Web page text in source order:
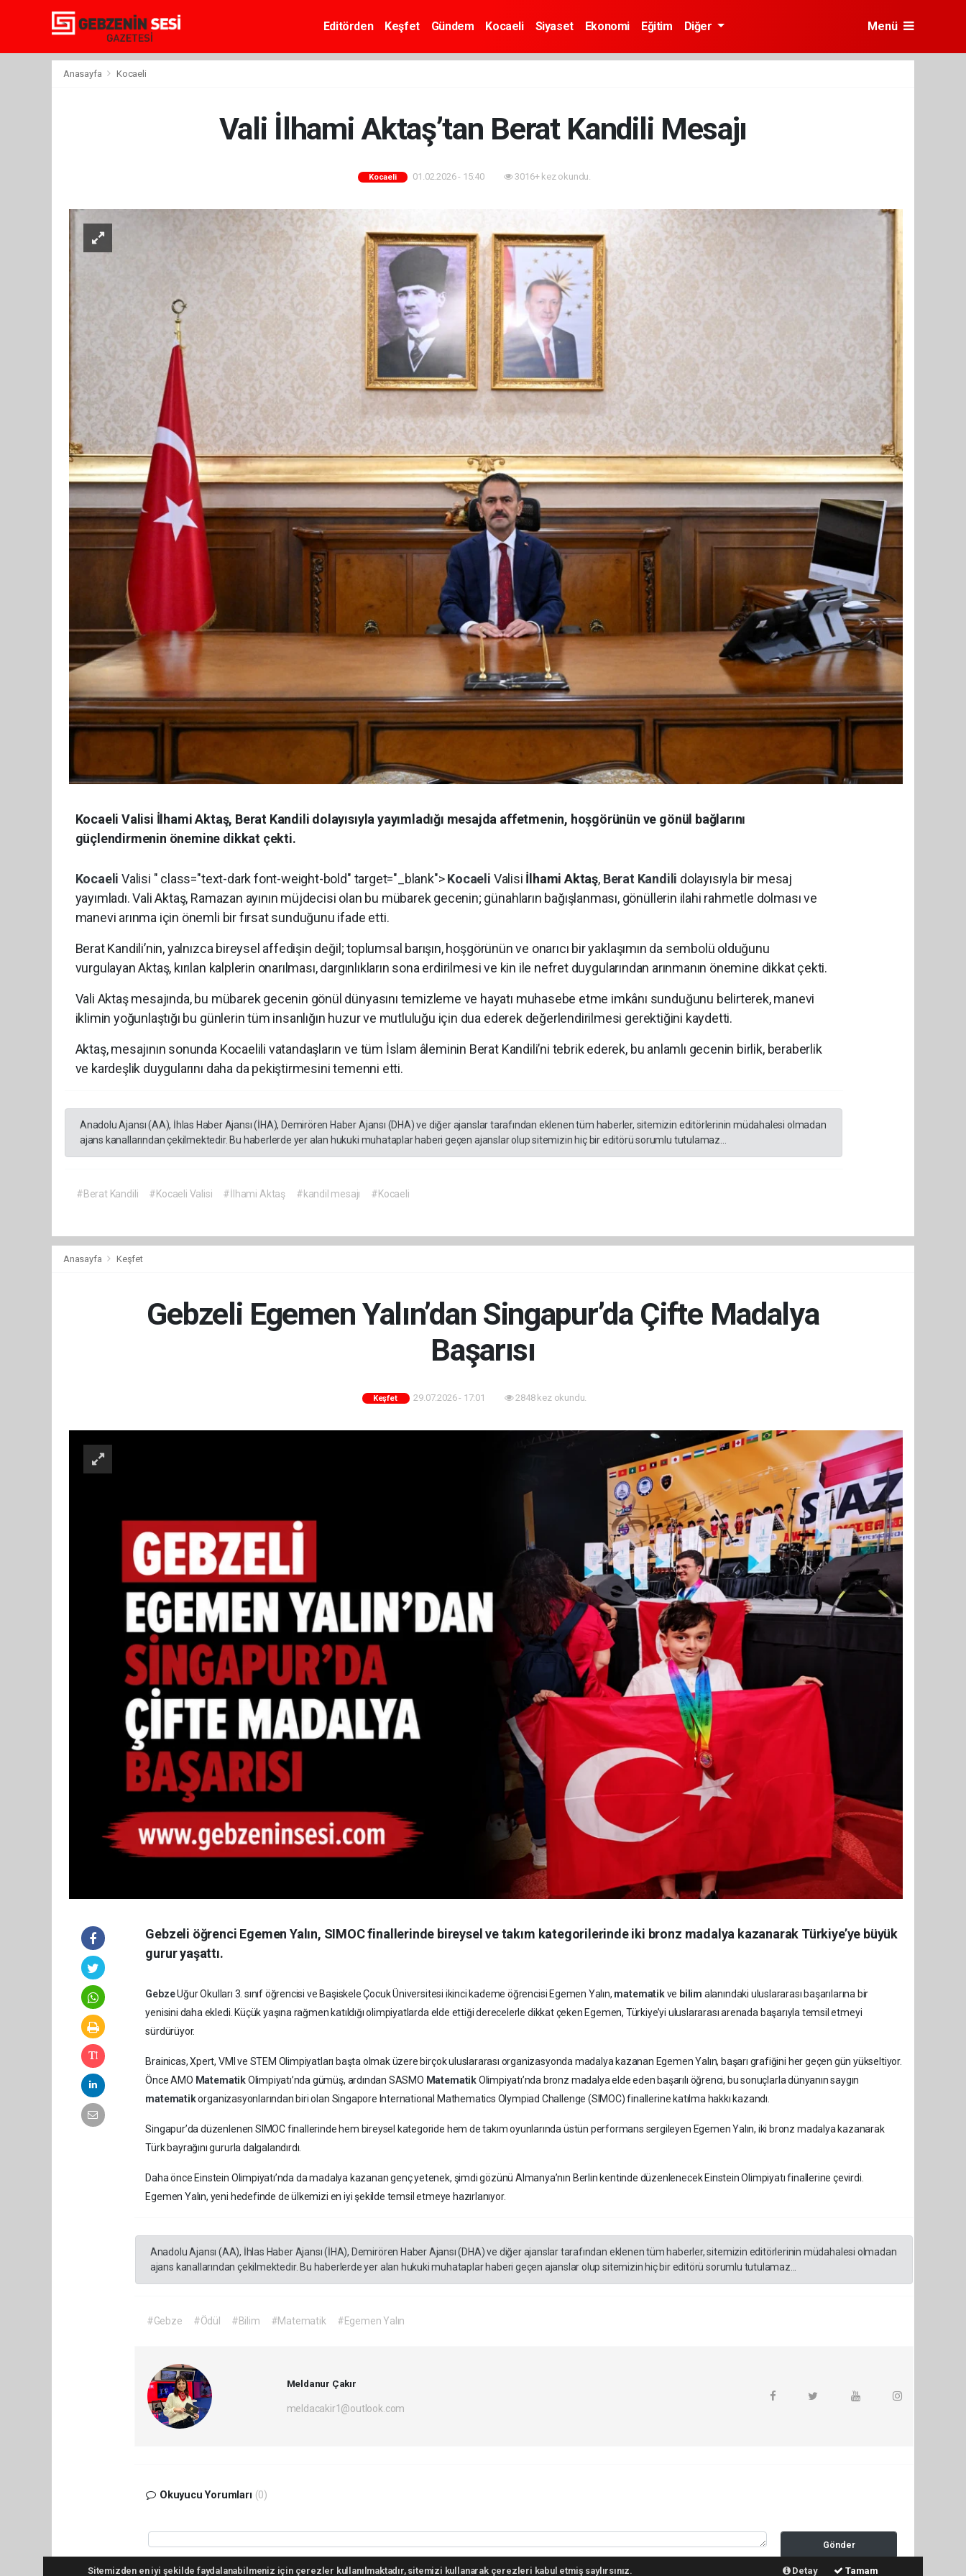
Editörden Keşfet Gündem Kocaeli Siyaset Ekonomi Eğitim Diğer Menü
Anasayfa Kocaeli
Vali İlhami Aktaş’tan Berat Kandili Mesajı
Kocaeli 01.02.2026 - 15:40 3016+ kez okundu.
Kocaeli Valisi İlhami Aktaş, Berat Kandili dolayısıyla yayımladığı mesajda affetmenin, hoşgörünün ve gönül bağlarını
güçlendirmenin önemine dikkat çekti.
Kocaeli Valisi " class="text-dark font-weight-bold" target="_blank">Kocaeli Valisi İlhami Aktaş, Berat Kandili dolayısıyla bir mesaj
yayımladı. Vali Aktaş, Ramazan ayının müjdecisi olan bu mübarek gecenin; günahların bağışlanması, gönüllerin ilahi rahmetle dolması ve
manevi arınma için önemli bir fırsat sunduğunu ifade etti.
Berat Kandili’nin, yalnızca bireysel affedişin değil; toplumsal barışın, hoşgörünün ve onarıcı bir yaklaşımın da sembolü olduğunu
vurgulayan Aktaş, kırılan kalplerin onarılması, dargınlıkların sona erdirilmesi ve kin ile nefret duygularından arınmanın önemine dikkat çekti.
Vali Aktaş mesajında, bu mübarek gecenin gönül dünyasını temizleme ve hayatı muhasebe etme imkânı sunduğunu belirterek, manevi
iklimin yoğunlaştığı bu günlerin tüm insanlığın huzur ve mutluluğu için dua ederek değerlendirilmesi gerektiğini kaydetti.
Aktaş, mesajının sonunda Kocaelili vatandaşların ve tüm İslam âleminin Berat Kandili’ni tebrik ederek, bu anlamlı gecenin birlik, beraberlik
ve kardeşlik duygularını daha da pekiştirmesini temenni etti.
Anadolu Ajansı (AA), İhlas Haber Ajansı (İHA), Demirören Haber Ajansı (DHA) ve diğer ajanslar tarafından eklenen tüm haberler, sitemizin editörlerinin müdahalesi olmadan
ajans kanallarından çekilmektedir. Bu haberlerde yer alan hukuki muhataplar haberi geçen ajanslar olup sitemizin hiç bir editörü sorumlu tutulamaz...
#Berat Kandili #Kocaeli Valisi #İlhami Aktaş #kandil mesajı #Kocaeli
Anasayfa Keşfet
Gebzeli Egemen Yalın’dan Singapur’da Çifte Madalya
Başarısı
Keşfet 29.07.2026 - 17:01 2848 kez okundu.
Gebzeli öğrenci Egemen Yalın, SIMOC finallerinde bireysel ve takım kategorilerinde iki bronz madalya kazanarak Türkiye’ye büyük
gurur yaşattı.
GebzeUğur Okulları 3. sınıf öğrencisi ve Başiskele Çocuk Üniversitesi ikinci kademe öğrencisi Egemen Yalın, matematikve bilim alanındaki uluslararası başarılarına bir
yenisini daha ekledi. Küçük yaşına rağmen katıldığı olimpiyatlarda elde ettiği derecelerle dikkat çeken Egemen, Türkiye’yi uluslararası arenada başarıyla temsil etmeyi
sürdürüyor.
Brainicas, Xpert, VMI ve STEM Olimpiyatları başta olmak üzere birçok uluslararası organizasyonda madalya kazanan Egemen Yalın, başarı grafiğini her geçen gün yükseltiyor.
Önce AMO MatematikOlimpiyatı’nda gümüş, ardından SASMO MatematikOlimpiyatı’nda bronz madalya elde eden başarılı öğrenci, bu sonuçlarla dünyanın saygın
matematikorganizasyonlarından biri olan Singapore International Mathematics Olympiad Challenge (SIMOC) finallerine katılma hakkı kazandı.
Singapur’da düzenlenen SIMOC finallerinde hem bireysel kategoride hem de takım oyunlarında üstün performans sergileyen Egemen Yalın, iki bronz madalya kazanarak
Türk bayrağını gururla dalgalandırdı.
Daha önce Einstein Olimpiyatı’nda da madalya kazanan genç yetenek, şimdi gözünü Almanya’nın Berlin kentinde düzenlenecek Einstein Olimpiyatı finallerine çevirdi.
Egemen Yalın, yeni hedefinde de ülkemizi en iyi şekilde temsil etmeye hazırlanıyor.
Anadolu Ajansı (AA), İhlas Haber Ajansı (İHA), Demirören Haber Ajansı (DHA) ve diğer ajanslar tarafından eklenen tüm haberler, sitemizin editörlerinin müdahalesi olmadan
ajans kanallarından çekilmektedir. Bu haberlerde yer alan hukuki muhataplar haberi geçen ajanslar olup sitemizin hiç bir editörü sorumlu tutulamaz...
#Gebze #Ödül #Bilim #Matematik #Egemen Yalın
Meldanur Çakır
meldacakir1@outlook.com
Okuyucu Yorumları (0)
Gönder
Sitemizden en iyi şekilde faydalanabilmeniz için çerezler kullanılmaktadır, sitemizi kullanarak çerezleri kabul etmiş saylırsınız. Detay Tamam